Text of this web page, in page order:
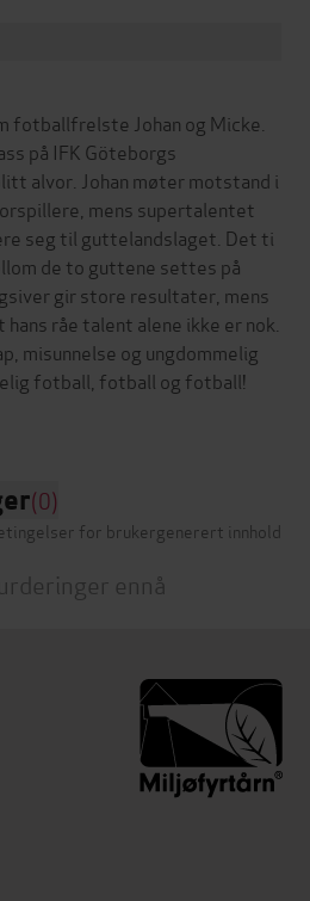
fotballfrelste Johan og Micke.
på IFK Göteborgs
alvor. Johan møter motstand i
mens supertalentet
seg til guttelandslaget. Det ti
de to guttene settes på
gir store resultater, mens
råe talent alene ikke er nok.
misunnelse og ungdommelig
fotball, fotball og fotball!
(0)
for brukergenerert innhold
ennå